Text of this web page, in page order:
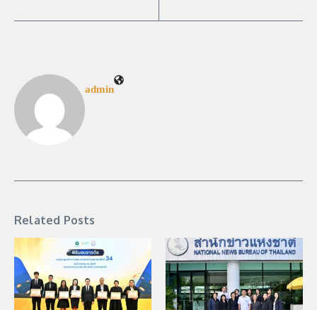
admin
Related Posts